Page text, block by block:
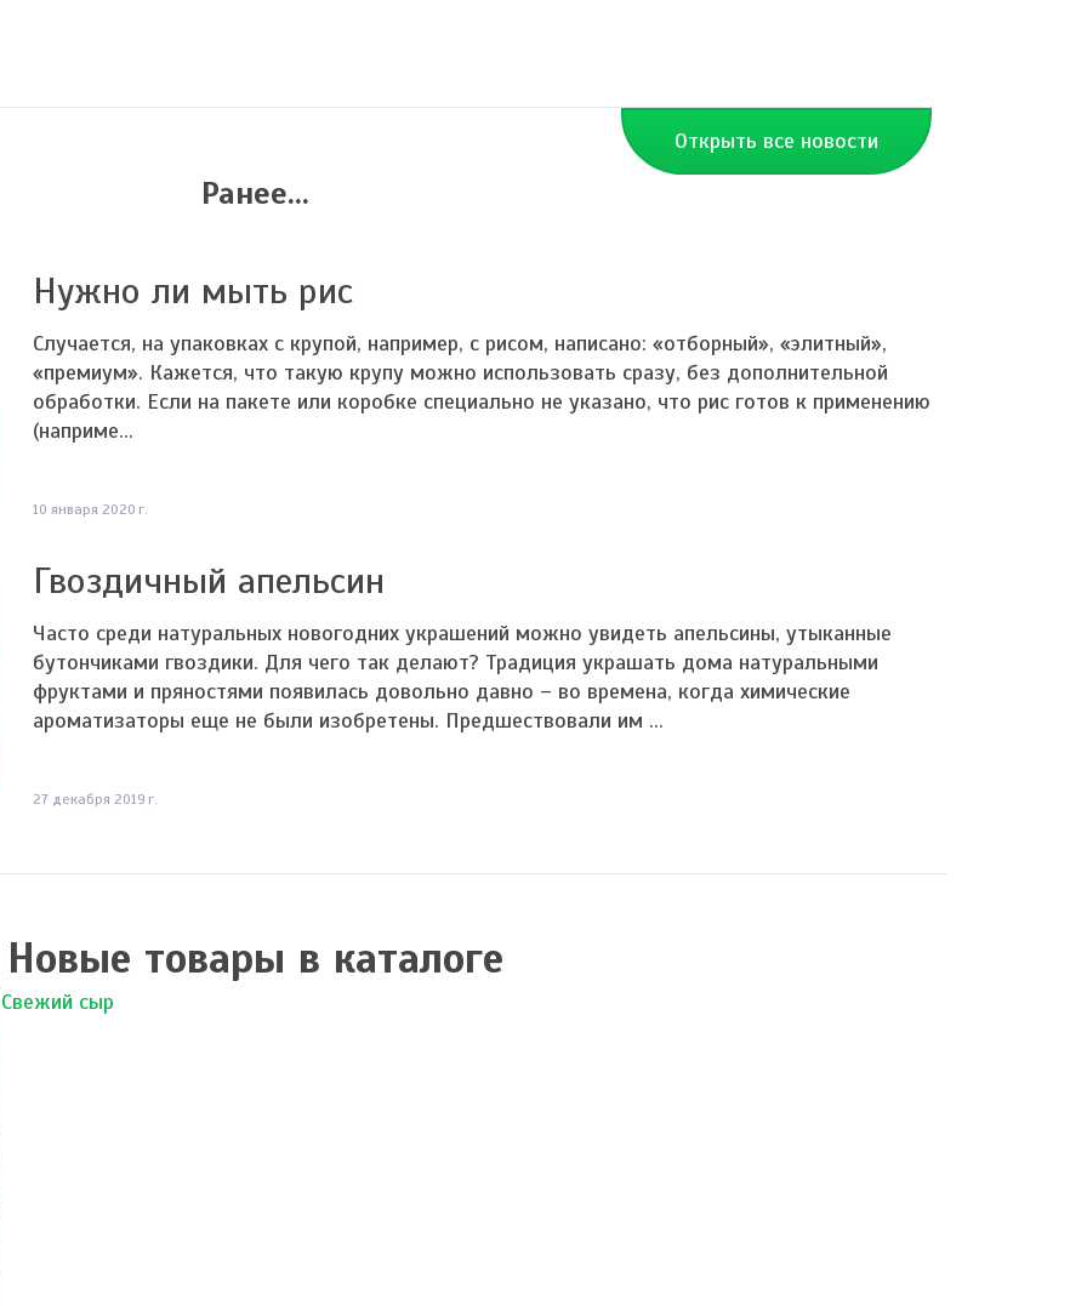
Открыть все новости
Ранее...
Нужно ли мыть рис
Случается, на упаковках с крупой, например, с рисом, написано: «отборный», «элитный»,
«премиум». Кажется, что такую крупу можно использовать сразу, без дополнительной
обработки. Если на пакете или коробке специально не указано, что рис готов к применению
(наприме...
10 января 2020 г.
Гвоздичный апельсин
Часто среди натуральных новогодних украшений можно увидеть апельсины, утыканные
бутончиками гвоздики. Для чего так делают? Традиция украшать дома натуральными
фруктами и пряностями появилась довольно давно – во времена, когда химические
ароматизаторы еще не были изобретены. Предшествовали им ...
27 декабря 2019 г.
Новые товары в каталоге
Свежий сыр